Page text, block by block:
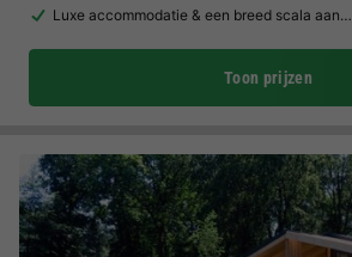
Luxe accommodatie & een breed scala aan…
Toon prijzen